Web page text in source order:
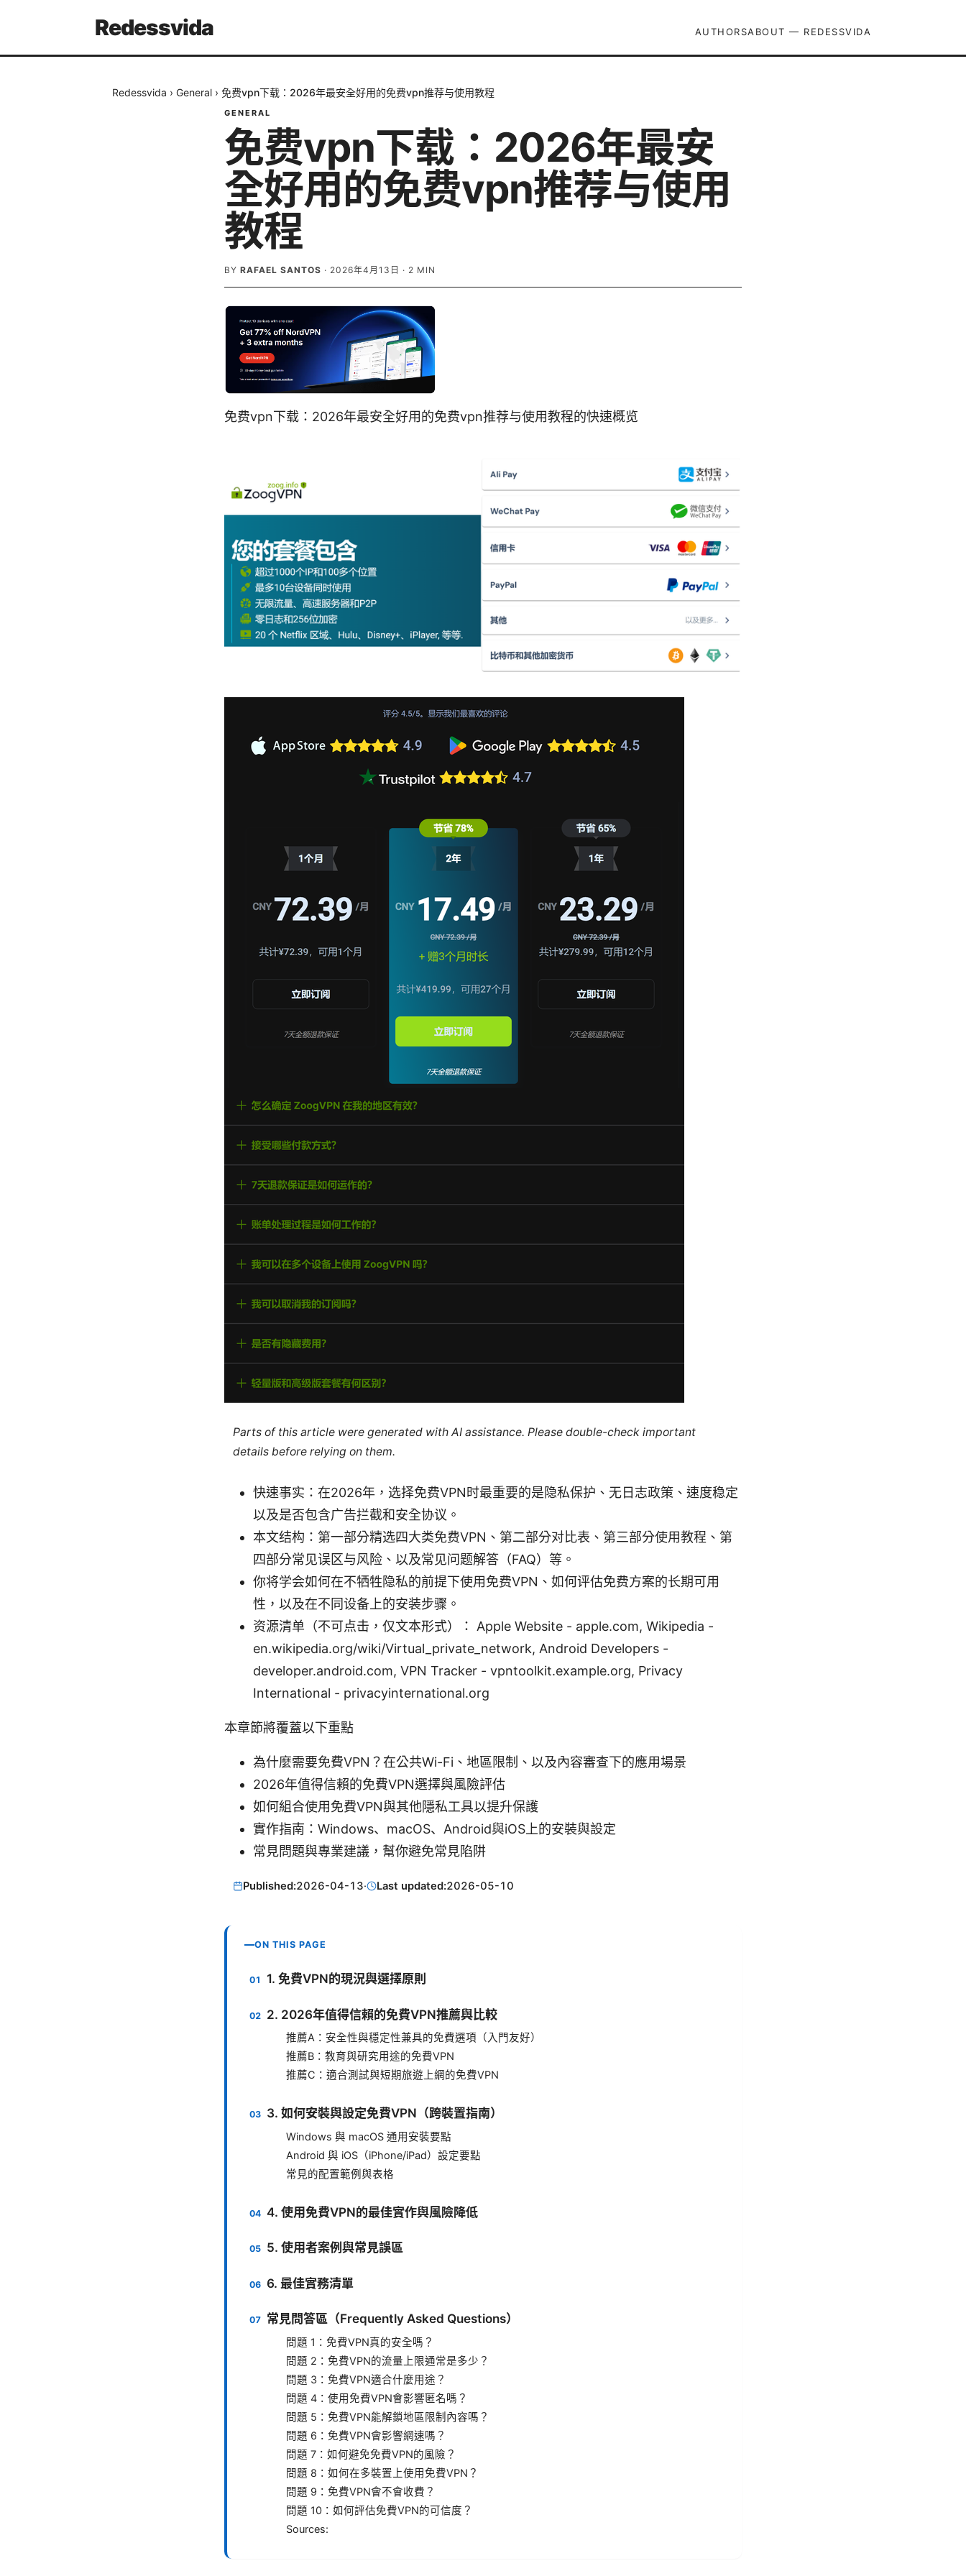
Redessvida AUTHORSABOUT — REDESSVIDA
Redessvida › General › 免费vpn下载：2026年最安全好用的免费vpn推荐与使用教程
GENERAL
免费vpn下载：2026年最安
全好用的免费vpn推荐与使用
教程
BY RAFAEL SANTOS · 2026年4月13日 · 2 MIN
免费vpn下载：2026年最安全好用的免费vpn推荐与使用教程的快速概览
Parts of this article were generated with AI assistance. Please double-check important
details before relying on them.
快速事实：在2026年，选择免费VPN时最重要的是隐私保护、无日志政策、速度稳定
以及是否包含广告拦截和安全协议。
本文结构：第一部分精选四大类免费VPN、第二部分对比表、第三部分使用教程、第
四部分常见误区与风险、以及常见问题解答（FAQ）等。
你将学会如何在不牺牲隐私的前提下使用免费VPN、如何评估免费方案的长期可用
性，以及在不同设备上的安装步骤。
资源清单（不可点击，仅文本形式）： Apple Website - apple.com, Wikipedia -
en.wikipedia.org/wiki/Virtual_private_network, Android Developers -
developer.android.com, VPN Tracker - vpntoolkit.example.org, Privacy
International - privacyinternational.org
本章節將覆蓋以下重點
為什麼需要免費VPN？在公共Wi-Fi、地區限制、以及內容審查下的應用場景
2026年值得信賴的免費VPN選擇與風險評估
如何組合使用免費VPN與其他隱私工具以提升保護
實作指南：Windows、macOS、Android與iOS上的安裝與設定
常見問題與專業建議，幫你避免常見陷阱
Published:2026-04-13· Last updated:2026-05-10
ON THIS PAGE
1. 免費VPN的現況與選擇原則
2. 2026年值得信賴的免費VPN推薦與比較
推薦A：安全性與穩定性兼具的免費選項（入門友好）
推薦B：教育與研究用途的免費VPN
推薦C：適合測試與短期旅遊上網的免費VPN
3. 如何安裝與設定免費VPN（跨裝置指南）
Windows 與 macOS 通用安裝要點
Android 與 iOS（iPhone/iPad）設定要點
常見的配置範例與表格
4. 使用免費VPN的最佳實作與風險降低
5. 使用者案例與常見誤區
6. 最佳實務清單
常見問答區（Frequently Asked Questions）
問題 1：免費VPN真的安全嗎？
問題 2：免費VPN的流量上限通常是多少？
問題 3：免費VPN適合什麼用途？
問題 4：使用免費VPN會影響匿名嗎？
問題 5：免費VPN能解鎖地區限制內容嗎？
問題 6：免費VPN會影響網速嗎？
問題 7：如何避免免費VPN的風險？
問題 8：如何在多裝置上使用免費VPN？
問題 9：免費VPN會不會收費？
問題 10：如何評估免費VPN的可信度？
Sources: